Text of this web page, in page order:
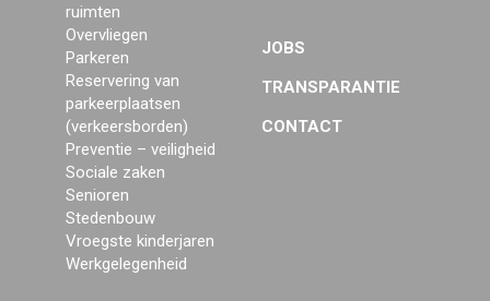
ruimten
Overvliegen
Parkeren
Reservering van
parkeerplaatsen
(verkeersborden)
Preventie – veiligheid
Sociale zaken
Senioren
Stedenbouw
Vroegste kinderjaren
Werkgelegenheid
JOBS
TRANSPARANTIE
CONTACT